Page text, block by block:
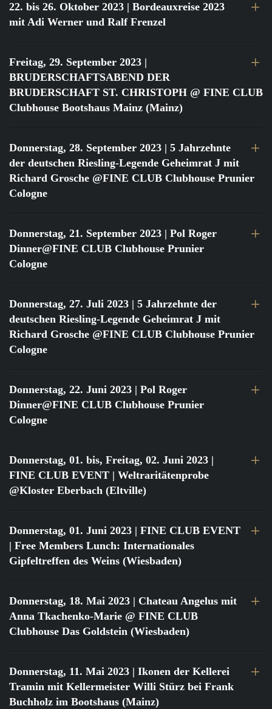
22. bis 26. Oktober 2023 | Bordeauxreise 2023
mit Adi Werner und Ralf Frenzel
Freitag, 29. September 2023 |
BRUDERSCHAFTSABEND DER
BRUDERSCHAFT ST. CHRISTOPH @ FINE CLUB
Clubhouse Bootshaus Mainz (Mainz)
Donnerstag, 28. September 2023 | 5 Jahrzehnte
der deutschen Riesling-Legende Geheimrat J mit
Richard Grosche @FINE CLUB Clubhouse Prunier
Cologne
Donnerstag, 21. September 2023 | Pol Roger
Dinner@FINE CLUB Clubhouse Prunier
Cologne
Donnerstag, 27. Juli 2023 | 5 Jahrzehnte der
deutschen Riesling-Legende Geheimrat J mit
Richard Grosche @FINE CLUB Clubhouse Prunier
Cologne
Donnerstag, 22. Juni 2023 | Pol Roger
Dinner@FINE CLUB Clubhouse Prunier
Cologne
Donnerstag, 01. bis, Freitag, 02. Juni 2023 |
FINE CLUB EVENT | Weltraritätenprobe
@Kloster Eberbach (Eltville)
Donnerstag, 01. Juni 2023 | FINE CLUB EVENT
| Free Members Lunch: Internationales
Gipfeltreffen des Weins (Wiesbaden)
Donnerstag, 18. Mai 2023 | Chateau Angelus mit
Anna Tkachenko-Marie @ FINE CLUB
Clubhouse Das Goldstein (Wiesbaden)
Donnerstag, 11. Mai 2023 | Ikonen der Kellerei
Tramin mit Kellermeister Willi Stürz bei Frank
Buchholz im Bootshaus (Mainz)